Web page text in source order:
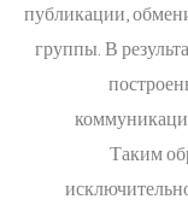
публикации,
группы. В
Таким